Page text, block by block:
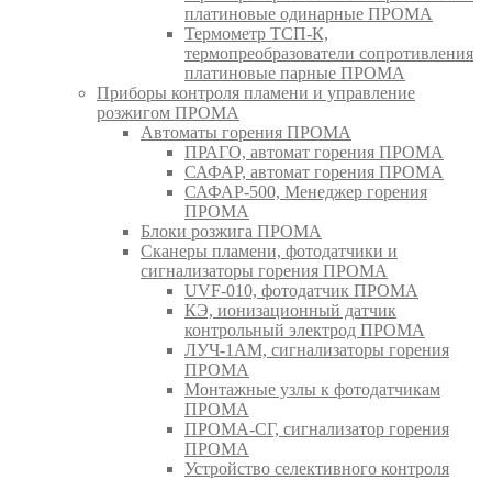
платиновые одинарные ПРОМА
Термометр ТСП-К,
термопреобразователи сопротивления
платиновые парные ПРОМА
Приборы контроля пламени и управление
розжигом ПРОМА
Автоматы горения ПРОМА
ПРАГО, автомат горения ПРОМА
САФАР, автомат горения ПРОМА
САФАР-500, Менеджер горения
ПРОМА
Блоки розжига ПРОМА
Сканеры пламени, фотодатчики и
сигнализаторы горения ПРОМА
UVF-010, фотодатчик ПРОМА
КЭ, ионизационный датчик
контрольный электрод ПРОМА
ЛУЧ-1АМ, сигнализаторы горения
ПРОМА
Монтажные узлы к фотодатчикам
ПРОМА
ПРОМА-СГ, сигнализатор горения
ПРОМА
Устройство селективного контроля